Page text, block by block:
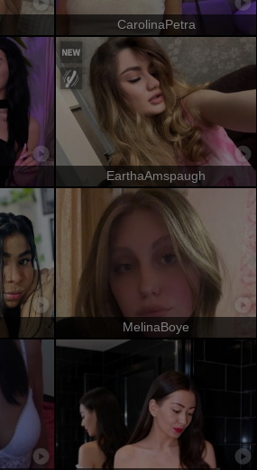
CarolinaPetra
EarthaAmspaugh
MelinaBoye